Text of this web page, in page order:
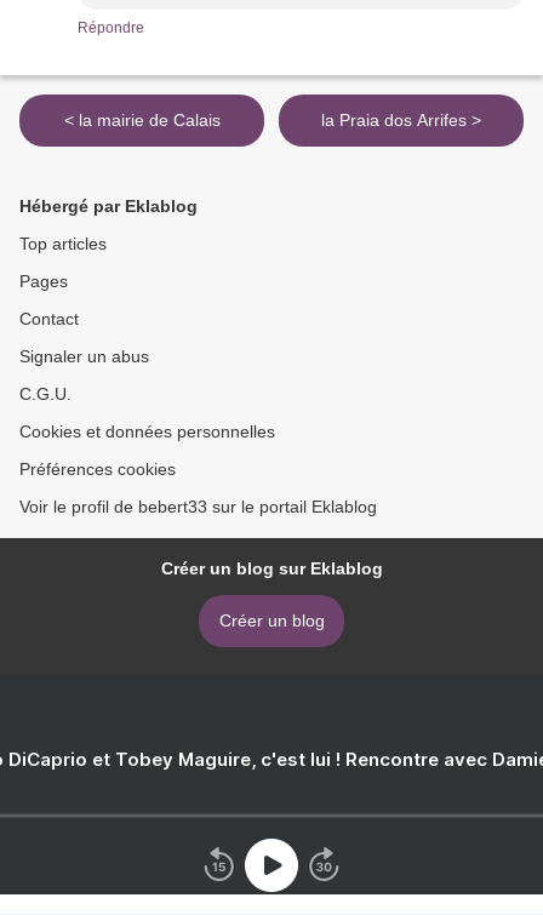
Répondre
< la mairie de Calais la Praia dos Arrifes >
Hébergé par Eklablog
Top articles
Pages
Contact
Signaler un abus
C.G.U.
Cookies et données personnelles
Préférences cookies
Voir le profil de bebert33 sur le portail Eklablog
Créer un blog sur Eklablog
Créer un blog
DiCaprio et Tobey Maguire, c'est lui ! Rencontre avec